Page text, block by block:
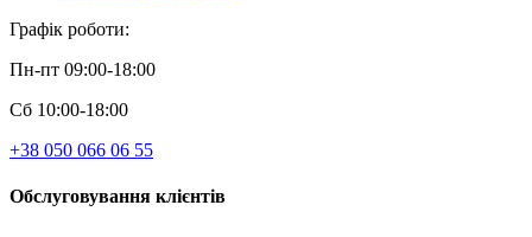
Графік роботи:
Пн-пт 09:00-18:00
Сб 10:00-18:00
+38 050 066 06 55
Обслуговування клієнтів